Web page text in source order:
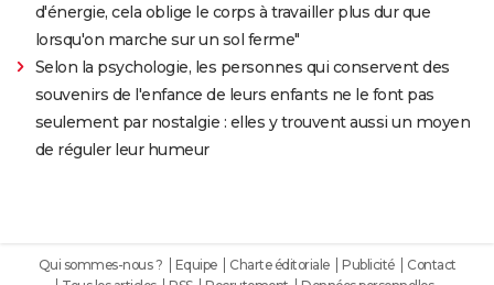
d'énergie, cela oblige le corps à travailler plus dur que
lorsqu'on marche sur un sol ferme"
Selon la psychologie, les personnes qui conservent des
souvenirs de l'enfance de leurs enfants ne le font pas
seulement par nostalgie : elles y trouvent aussi un moyen
de réguler leur humeur
Qui sommes-nous ? Equipe Charte éditoriale Publicité
Contact